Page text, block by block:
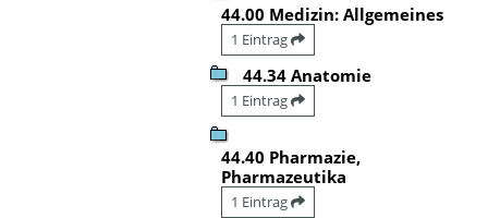
44.00 Medizin: Allgemeines
1 Eintrag
44.34 Anatomie
1 Eintrag
44.40 Pharmazie,
Pharmazeutika
1 Eintrag